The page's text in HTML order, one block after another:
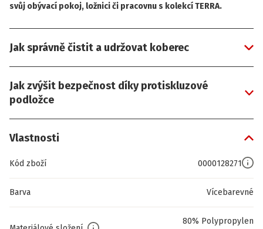
svůj obývací pokoj, ložnici či pracovnu s kolekcí TERRA.
Jak správně čistit a udržovat koberec
Jak zvýšit bezpečnost díky protiskluzové
podložce
Vlastnosti
Kód zboží 0000128271
Barva Vícebarevné
80% Polypropylen